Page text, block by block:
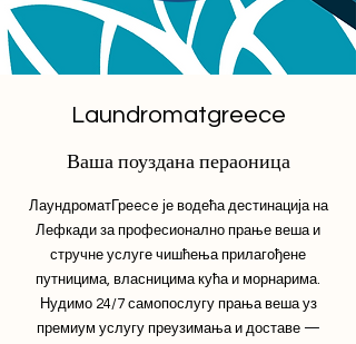
Laundromatgreece
Ваша поуздана пераоница
ЛаундроматГреece је водећа дестинација на
Лефкади за професионално прање веша и
стручне услуге чишћења прилагођене
путницима, власницима кућа и морнарима.
Нудимо 24/7 самопослугу прања веша уз
премиум услугу преузимања и доставе —